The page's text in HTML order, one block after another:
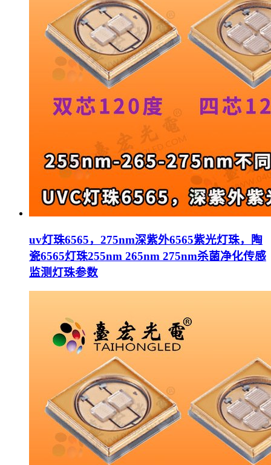
uv灯珠6565，275nm深紫外6565紫光灯珠，陶
瓷6565灯珠255nm 265nm 275nm杀菌净化传感
监测灯珠参数